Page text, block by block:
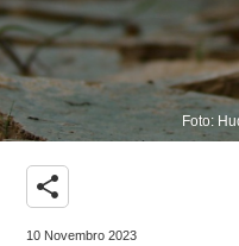
Foto:
share
10 Novembro 2023